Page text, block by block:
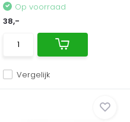
Vergelijk
Op voorraad
38,-